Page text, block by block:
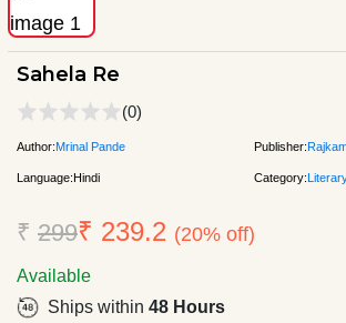
Sahela Re
(0)
Author:Mrinal Pande Publisher:
Language:Hindi Category:
₹ 299₹ 239.2 (20% off)
Available
Ships within 48 Hours